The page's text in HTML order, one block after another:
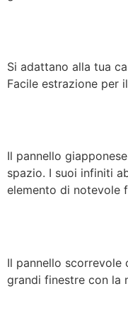
Si adattano alla tua
Facile estrazione per
Il pannello
spazio. I suoi infiniti
elemento di notevole
Il pannello scorrevole
grandi finestre con la